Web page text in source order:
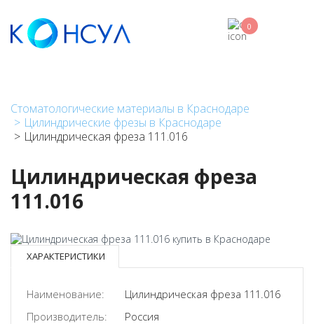
основному
содержанию
0
Стоматологические материалы в Краснодаре
Цилиндрические фрезы в Краснодаре
Цилиндрическая фреза 111.016
Цилиндрическая фреза
111.016
ХАРАКТЕРИСТИКИ
Наименование:
Цилиндрическая фреза 111.016
Производитель:
Россия